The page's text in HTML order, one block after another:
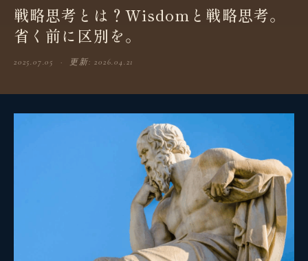
戦略思考とは？Wisdomと戦略思考。
省く前に区別を。
2025.07.05 · 更新: 2026.04.21